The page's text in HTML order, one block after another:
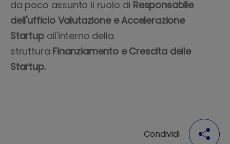
da poco assunto il ruolo di Responsabile
dell'ufficio Valutazione e Accelerazione
Startupall'interno della
struttura Finanziamento e Crescita delle
Startup.
Condividi